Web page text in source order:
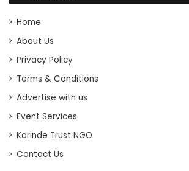
Home
About Us
Privacy Policy
Terms & Conditions
Advertise with us
Event Services
Karinde Trust NGO
Contact Us